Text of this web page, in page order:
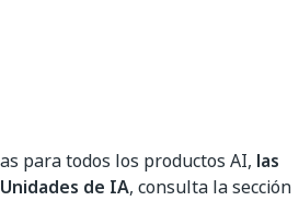
para todos los productos AI, las
Unidades de IA, consulta la sección